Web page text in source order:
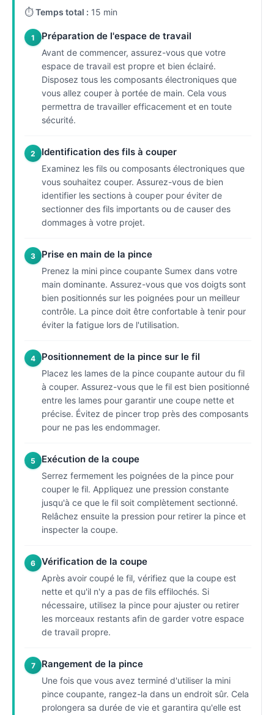
⏱Temps total : 15 min
1 Préparation de l'espace de travail
Avant de commencer, assurez-vous que votre
espace de travail est propre et bien éclairé.
Disposez tous les composants électroniques que
vous allez couper à portée de main. Cela vous
permettra de travailler efficacement et en toute
sécurité.
2 Identification des fils à couper
Examinez les fils ou composants électroniques que
vous souhaitez couper. Assurez-vous de bien
identifier les sections à couper pour éviter de
sectionner des fils importants ou de causer des
dommages à votre projet.
3 Prise en main de la pince
Prenez la mini pince coupante Sumex dans votre
main dominante. Assurez-vous que vos doigts sont
bien positionnés sur les poignées pour un meilleur
contrôle. La pince doit être confortable à tenir pour
éviter la fatigue lors de l'utilisation.
4 Positionnement de la pince sur le fil
Placez les lames de la pince coupante autour du fil
à couper. Assurez-vous que le fil est bien positionné
entre les lames pour garantir une coupe nette et
précise. Évitez de pincer trop près des composants
pour ne pas les endommager.
5 Exécution de la coupe
Serrez fermement les poignées de la pince pour
couper le fil. Appliquez une pression constante
jusqu'à ce que le fil soit complètement sectionné.
Relâchez ensuite la pression pour retirer la pince et
inspecter la coupe.
6 Vérification de la coupe
Après avoir coupé le fil, vérifiez que la coupe est
nette et qu'il n'y a pas de fils effilochés. Si
nécessaire, utilisez la pince pour ajuster ou retirer
les morceaux restants afin de garder votre espace
de travail propre.
7 Rangement de la pince
Une fois que vous avez terminé d'utiliser la mini
pince coupante, rangez-la dans un endroit sûr. Cela
prolongera sa durée de vie et garantira qu'elle est